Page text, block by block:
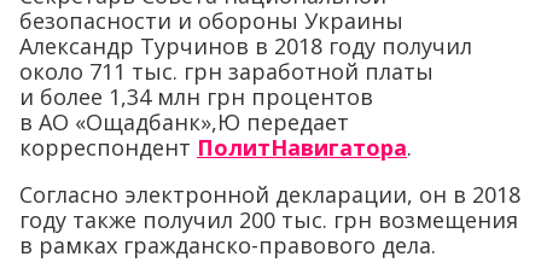
безопасности и обороны Украины
Александр Турчинов в 2018 году получил
около 711 тыс. грн заработной платы
и более 1,34 млн грн процентов
в АО «Ощадбанк»,Ю передает
корреспондент ПолитНавигатора.
Согласно электронной декларации, он в 2018
году также получил 200 тыс. грн возмещения
в рамках гражданско-правового дела.